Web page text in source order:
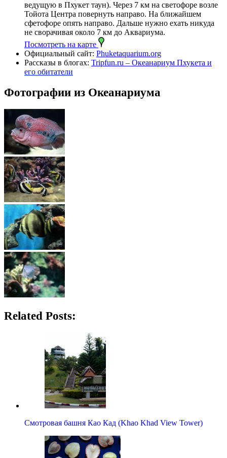
ведущую в Пхукет таун). Через 7 км на светофоре возле
Тойота Центра повернуть направо. На ближайшем
сфетофоре опять направо. Дальше нужно ехать никуда
не сворачивая около 7 км до Аквариума.
Посмотреть на карте
Официальный сайт: Phuketaquarium.org
Рассказы в блогах: Tripfun.ru – Океанариум Пхукета и
его обитатели
Фотографии из Океанариума
Related Posts:
Смотровая башня Као Кад (Khao Khad View Tower)